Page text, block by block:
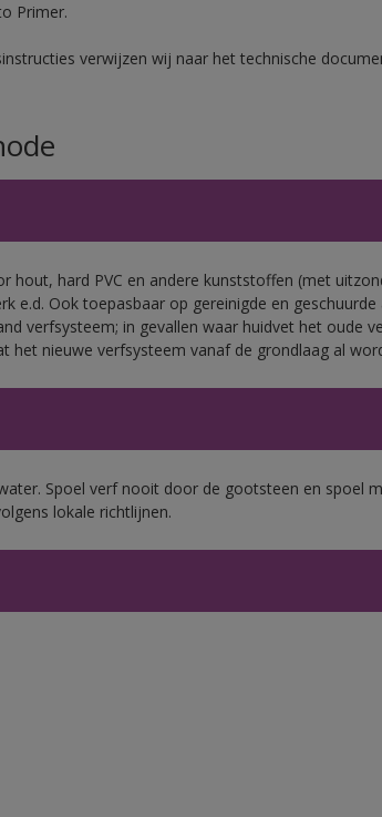
Primer.
verwijzen wij naar het technische
hout, hard PVC en andere kunststoffen (met
e.d. Ook toepasbaar op gereinigde en
verfsysteem; in gevallen waar huidvet het oude
het nieuwe verfsysteem vanaf de grondlaag al
Spoel verf nooit door de gootsteen en spoel
lokale richtlijnen.